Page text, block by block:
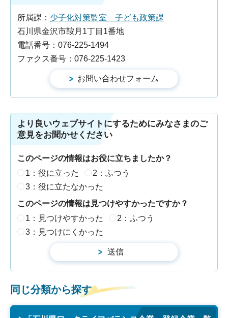
所属課： 少子化対策監室 子ども政策課
石川県金沢市鞍月1丁目1番地
電話番号：076-225-1494
ファクス番号：076-225-1423
より良いウェブサイトにするためにみなさまのご
意見をお聞かせください
このページの情報はお役に立ちましたか？
1：役に立った
2：ふつう
3：役に立たなかった
このページの情報は見つけやすかったですか？
1：見つけやすかった
2：ふつう
3：見つけにくかった
同じ分類から探す